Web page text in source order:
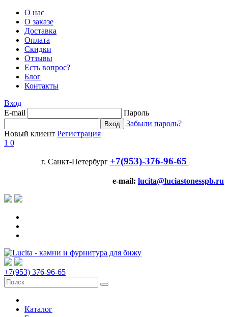
О нас
О заказе
Доставка
Оплата
Скидки
Отзывы
Есть вопрос?
Блог
Контакты
Вход
E-mail
Пароль
Забыли пароль?
Новый клиент Регистрация
1 0
г. Санкт-Петербург +7(953)-376-96-65
e-mail: lucita@luciastonesspb.ru
+7(953) 376-96-65
Каталог